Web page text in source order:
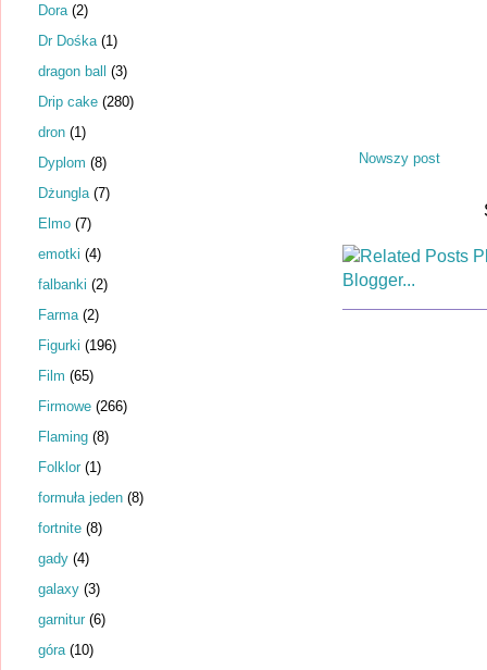
Nowszy post
Dora (2)
Dr Dośka (1)
dragon ball (3)
Drip cake (280)
dron (1)
Dyplom (8)
Dżungla (7)
Elmo (7)
emotki (4)
falbanki (2)
Farma (2)
Figurki (196)
Film (65)
Firmowe (266)
Flaming (8)
Folklor (1)
formuła jeden (8)
fortnite (8)
gady (4)
galaxy (3)
garnitur (6)
góra (10)